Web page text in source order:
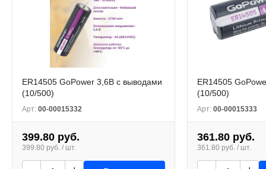
ER14505 GoPower 3,6В с выводами
(10/500)
Арт: 00-00015332
399.80 руб.
399.80 руб. / шт.
ER14505
(10/500)
Арт: 00-00015333
361.80 руб.
361.80 руб. / шт.